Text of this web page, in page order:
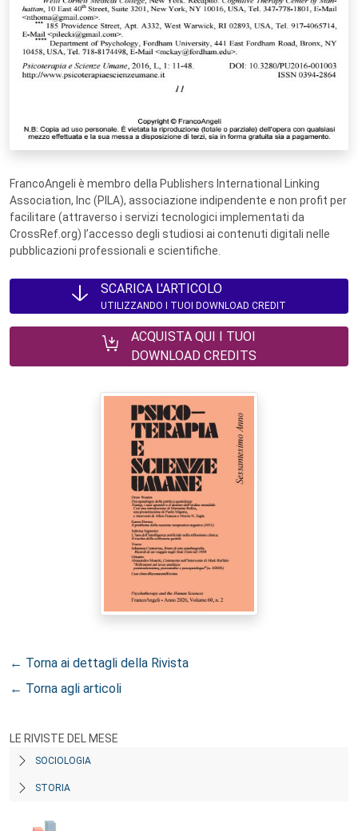
FrancoAngeli è membro della Publishers International Linking
Association, Inc (PILA), associazione indipendente e non profit per
facilitare (attraverso i servizi tecnologici implementati da
CrossRef.org) l’accesso degli studiosi ai contenuti digitali nelle
pubblicazioni professionali e scientifiche.
SCARICA L'ARTICOLO
UTILIZZANDO I TUOI DOWNLOAD CREDIT
ACQUISTA QUI I TUOI
DOWNLOAD CREDITS
← Torna ai dettagli della Rivista
← Torna agli articoli
LE RIVISTE DEL MESE
SOCIOLOGIA
STORIA